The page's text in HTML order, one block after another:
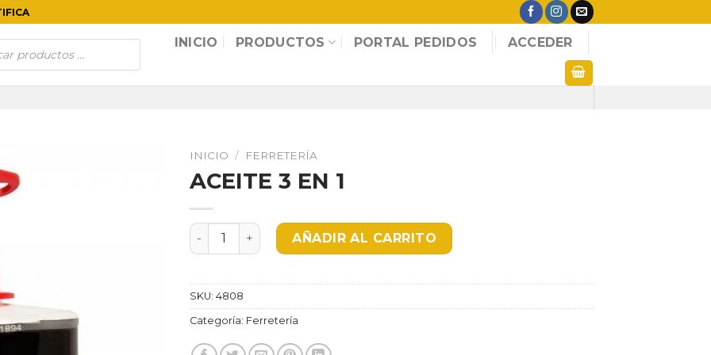
INICIO PRODUCTOS PORTAL PEDIDOS ACCEDER
INICIO / FERRETERÍA
ACEITE 3 EN 1
ACEITE 3 EN 1 cantidadAÑADIR AL CARRITO
SKU: 4808
Categoría: Ferretería